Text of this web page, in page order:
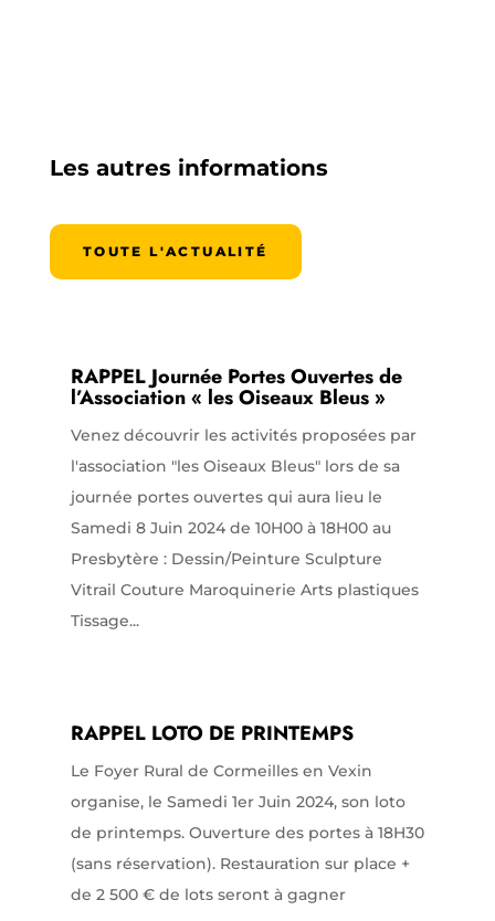
Les autres informations
TOUTE L'ACTUALITÉ
RAPPEL Journée Portes Ouvertes de
l’Association « les Oiseaux Bleus »
Venez découvrir les activités proposées par
l'association "les Oiseaux Bleus" lors de sa
journée portes ouvertes qui aura lieu le
Samedi 8 Juin 2024 de 10H00 à 18H00 au
Presbytère : Dessin/Peinture Sculpture
Vitrail Couture Maroquinerie Arts plastiques
Tissage...
RAPPEL LOTO DE PRINTEMPS
Le Foyer Rural de Cormeilles en Vexin
organise, le Samedi 1er Juin 2024, son loto
de printemps. Ouverture des portes à 18H30
(sans réservation). Restauration sur place +
de 2 500 € de lots seront à gagner